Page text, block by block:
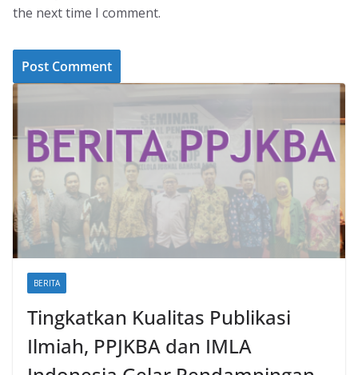
the next time I comment.
BERITA
Tingkatkan Kualitas Publikasi
Ilmiah, PPJKBA dan IMLA